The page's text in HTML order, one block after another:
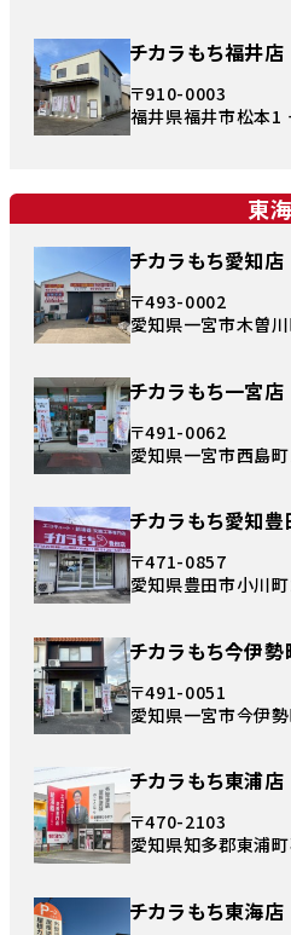
チカラもち福井店
〒910-0003
福井県福井市松本
東海
チカラもち愛知店
〒493-0002
愛知県一宮市木曽
チカラもち一宮店
〒491-0062
愛知県一宮市西島町
チカラもち愛知
〒471-0857
愛知県豊田市小川
チカラもち今伊
〒491-0051
愛知県一宮市今伊
チカラもち東浦店
〒470-2103
愛知県知多郡東浦町
チカラもち東海店